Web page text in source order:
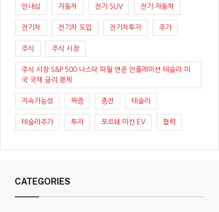
인내심 자동차 전기 SUV 전기 자동차
전기차 전기차 도입 전기차투자 주가
주식 주식 시장
주식 시장 S&P 500 나스닥 파월 연준 인플레이션 테슬라 미
국 국채 금리 경제
지속가능성 짜증 충전 테슬라
테슬라주가 투자 포르쉐 마칸 EV 협력
CATEGORIES